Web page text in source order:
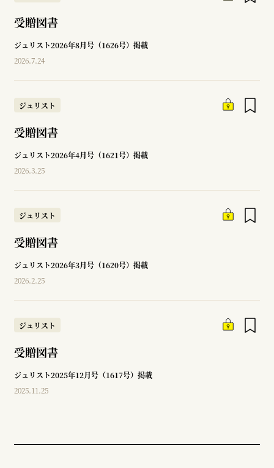
受贈図書
ジュリスト2026年8月号（1626号）掲載
2026.7.24
ジュリスト
受贈図書
ジュリスト2026年4月号（1621号）掲載
2026.3.25
ジュリスト
受贈図書
ジュリスト2026年3月号（1620号）掲載
2026.2.25
ジュリスト
受贈図書
ジュリスト2025年12月号（1617号）掲載
2025.11.25